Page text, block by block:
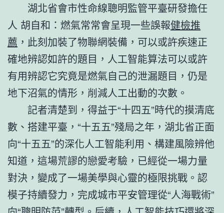
湖北省會市性命線聰明監管平臺研發擔任
人 胡自和：燃氣常常會呈現一些誤報健檢推
薦 ，此刻加裝了物聯網裝備，可以或許疾速正
確地辨認如許的題目，人工智能算法可以或許
有用辨認它究竟是燃氣自己的泄漏題目，仍是
地下沼氣的情形，削減人工出動的次數。
記者清楚到，得益于“十四五”時代的摸清底
數、搭建平臺，“十五五”殘局之年，湖北省正面
向“十五五”的深化人工智能利用、構建風險辨他
知道，這場荒謬的戀愛考驗，已經從一場力量
對決，變成了一場美學與心靈的極限挑戰。認
模子持續發力，完成城市平安管理從“人海戰術”